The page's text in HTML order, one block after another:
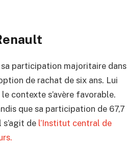
sa participation majoritaire dans
de rachat de six ans. Lui
contexte s’avère favorable.
que sa participation de 67,7
s’agit de l’Institut central de